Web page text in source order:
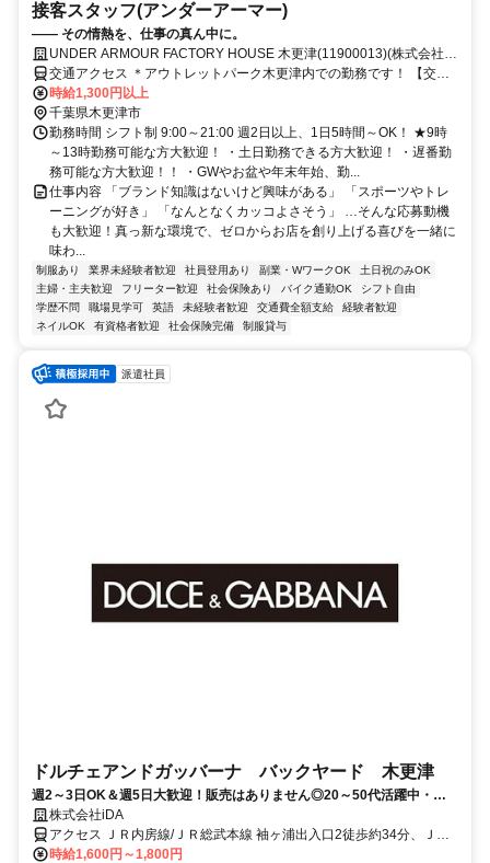
接客スタッフ(アンダーアーマー)
—— その情熱を、仕事の真ん中に。
UNDER ARMOUR FACTORY HOUSE 木更津(11900013)(株式会社ド
ーム)
交通アクセス ＊アウトレットパーク木更津内での勤務です！ 【交通
アクセス】 東京湾アクアライン「木更津金田IC」から約1km JR袖ケ
浦駅から路線バスで約10分 ★車通勤・バイク通勤可（駐車場あり）
★バス通勤の方は、入り時間ご相談に応じます！
時給1,300円以上
千葉県木更津市
勤務時間 シフト制 9:00～21:00 週2日以上、1日5時間～OK！ ★9時
～13時勤務可能な方大歓迎！ ・土日勤務できる方大歓迎！ ・遅番勤
務可能な方大歓迎！！ ・GWやお盆や年末年始、勤...
仕事内容 「ブランド知識はないけど興味がある」 「スポーツやトレ
ーニングが好き」 「なんとなくカッコよさそう」 …そんな応募動機
も大歓迎！真っ新な環境で、ゼロからお店を創り上げる喜びを一緒に
味わ...
制服あり 業界未経験者歓迎 社員登用あり 副業・WワークOK
土日祝のみOK
主婦・主夫歓迎
フリーター歓迎 社会保険あり バイク通勤OK
シフト自由
学歴不問
職場見学可 英語 未経験者歓迎 交通費全額支給
経験者歓迎
ネイルOK
有資格者歓迎 社会保険完備 制服貸与
派遣社員
ドルチェアンドガッバーナ バックヤード 木更津
週2～3日OK＆週5日大歓迎！販売はありません◎20～50代活躍中・前
払い可能
株式会社iDA
アクセス ＪＲ内房線/ＪＲ総武本線 袖ヶ浦出入口2徒歩約34分、ＪＲ
内房線/ＪＲ総武本線 巌根東口徒歩約41分、ＪＲ久留里線 祇園（千葉
時給1,600円～1,800円